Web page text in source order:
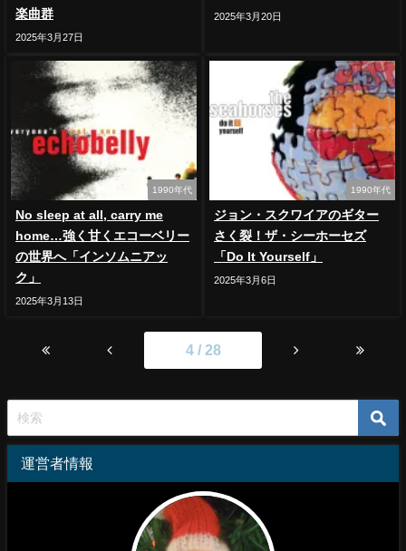
楽曲群
2025年3月27日
2025年3月20日
1990年代
No sleep at all, carry me
home…強く甘くエコーベリー
の世界へ「インソムニアッ
ク」
2025年3月13日
1990年代
ジョン・スクワイアのギター
さく裂！ザ・シーホーセズ
「Do It Yourself」
2025年3月6日
4 / 28
運営者情報